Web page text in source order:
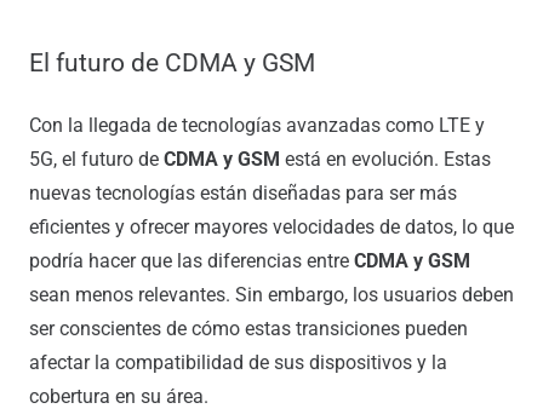
El futuro de CDMA y GSM
Con la llegada de tecnologías avanzadas como LTE y
5G, el futuro de CDMA y GSM está en evolución. Estas
nuevas tecnologías están diseñadas para ser más
eficientes y ofrecer mayores velocidades de datos, lo que
podría hacer que las diferencias entre CDMA y GSM
sean menos relevantes. Sin embargo, los usuarios deben
ser conscientes de cómo estas transiciones pueden
afectar la compatibilidad de sus dispositivos y la
cobertura en su área.